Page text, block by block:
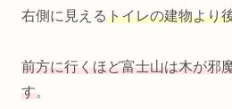
右側に見えるトイレの建物より
前方に行くほど富士山は木が邪
す。